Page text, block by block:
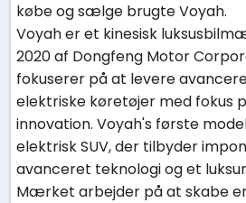
købe og sælge brugte Voyah.
Voyah er et kinesisk
2020 af Dongfeng Motor
fokuserer på at levere
elektriske køretøjer med fokus
innovation. Voyah's første
elektrisk SUV, der tilbyder
avanceret teknologi og et
Mærket arbejder på at skabe